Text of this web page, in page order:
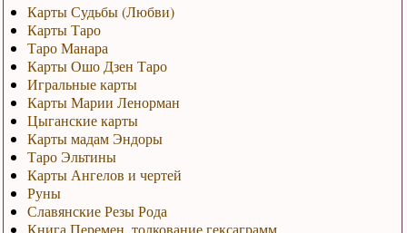
Карты Судьбы (Любви)
Карты Таро
Таро Манара
Карты Ошо Дзен Таро
Игральные карты
Карты Марии Ленорман
Цыганские карты
Карты мадам Эндоры
Таро Эльтины
Карты Ангелов и чертей
Руны
Славянские Резы Рода
Книга Перемен, толкование гексаграмм